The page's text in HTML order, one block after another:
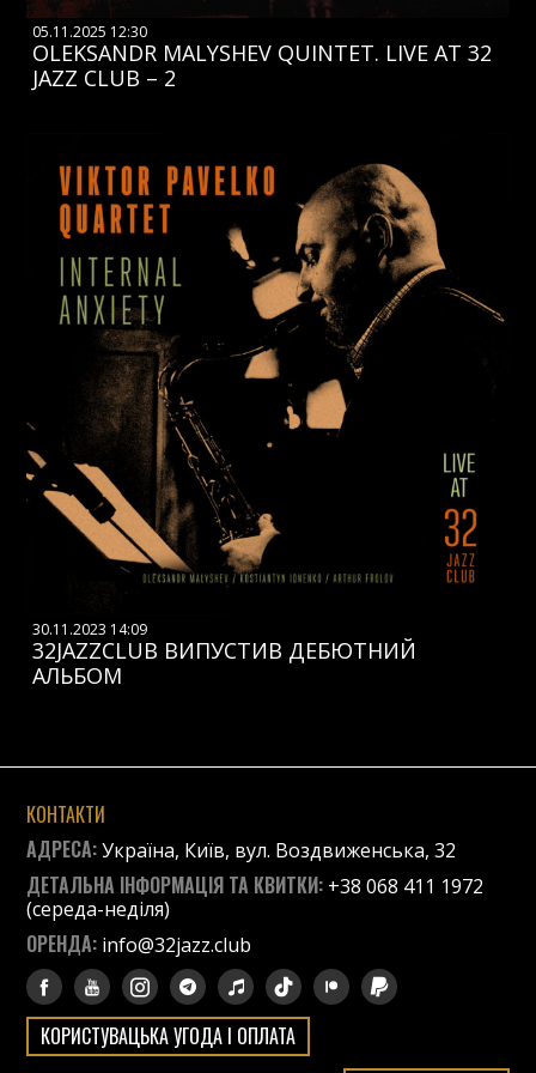
05.11.2025 12:30
OLEKSANDR MALYSHEV QUINTET. LIVE AT 32
JAZZ CLUB – 2
30.11.2023 14:09
32JAZZCLUB ВИПУСТИВ ДЕБЮТНИЙ
АЛЬБОМ
КОНТАКТИ
АДРЕСА:Україна, Київ, вул. Воздвиженська, 32
ДЕТАЛЬНА ІНФОРМАЦІЯ ТА КВИТКИ: +38 068 411 1972
(середа-неділя)
ОРЕНДА: info@32jazz.club
КОРИСТУВАЦЬКА УГОДА І ОПЛАТА